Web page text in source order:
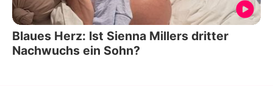
Blaues Herz: Ist Sienna Millers dritter
Nachwuchs ein Sohn?